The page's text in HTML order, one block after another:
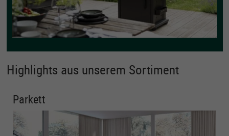
Highlights aus unserem Sortiment
Parkett